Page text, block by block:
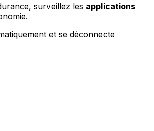
surveillez les applications
et se déconnecte